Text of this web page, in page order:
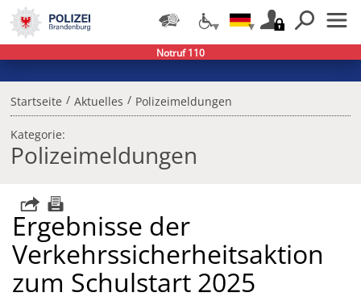
Startseite / Aktuelles / Polizeimeldungen
Kategorie:
Polizeimeldungen
Ergebnisse der
Verkehrssicherheitsaktion
zum Schulstart 2025
Notruf 110